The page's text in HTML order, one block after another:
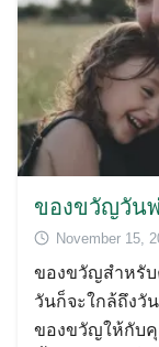
ของขวัญวัน
November 15,
ของขวัญสำหรับ
วันก็จะใกล้ถึงวั
ของขวัญให้กับ